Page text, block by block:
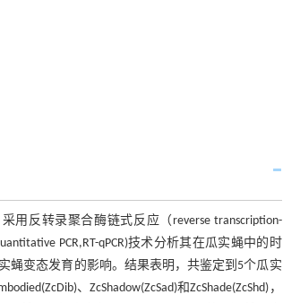
用反转录聚合酶链式反应（reverse transcription-
PCR,RT-qPCR)技术分析其在瓜实蝇中的时
蝇变态发育的影响。结果表明，共鉴定到5个瓜实
、ZcShadow(ZcSad)和ZcShade(ZcShd)，